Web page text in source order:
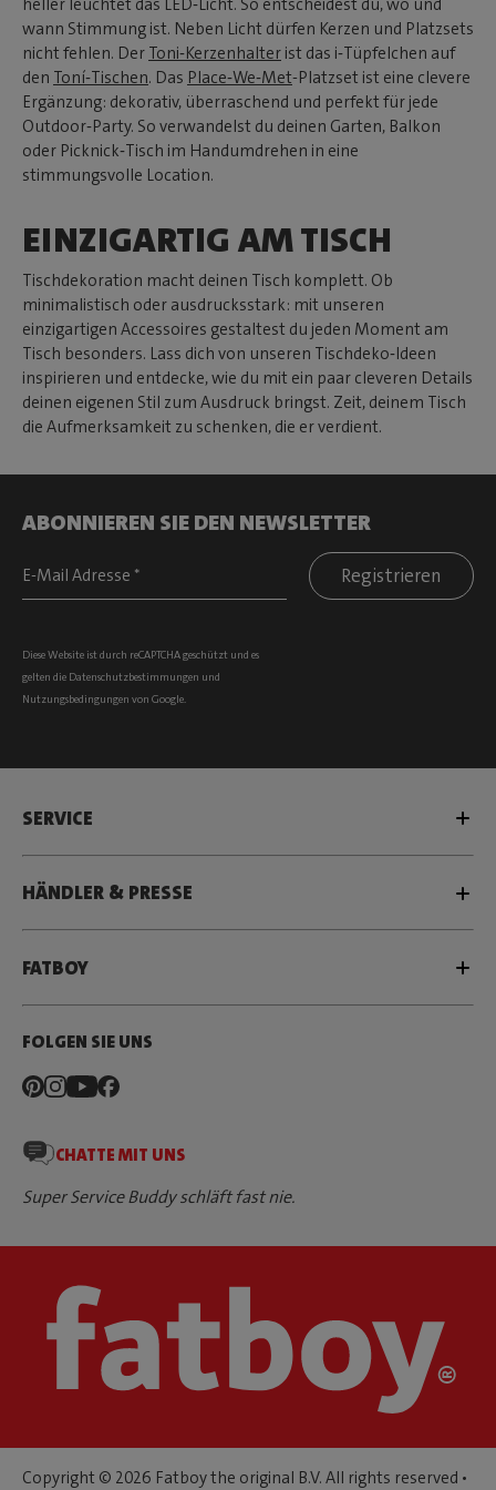
heller leuchtet das LED‑Licht. So entscheidest du, wo und
wann Stimmung ist. Neben Licht dürfen Kerzen und Platzsets
nicht fehlen. Der Toni‑Kerzenhalter ist das i‑Tüpfelchen auf
den Toní‑Tischen. Das Place‑We‑Met-Platzset ist eine clevere
Ergänzung: dekorativ, überraschend und perfekt für jede
Outdoor‑Party. So verwandelst du deinen Garten, Balkon
oder Picknick‑Tisch im Handumdrehen in eine
stimmungsvolle Location.
EINZIGARTIG AM TISCH
Tischdekoration macht deinen Tisch komplett. Ob
minimalistisch oder ausdrucksstark: mit unseren
einzigartigen Accessoires gestaltest du jeden Moment am
Tisch besonders. Lass dich von unseren Tischdeko‑Ideen
inspirieren und entdecke, wie du mit ein paar cleveren Details
deinen eigenen Stil zum Ausdruck bringst. Zeit, deinem Tisch
die Aufmerksamkeit zu schenken, die er verdient.
ABONNIEREN SIE DEN NEWSLETTER
Registrieren
Diese Website ist durch reCAPTCHA geschützt und es
gelten die Datenschutzbestimmungen und
Nutzungsbedingungen von Google.
SERVICE
HÄNDLER & PRESSE
FATBOY
FOLGEN SIE UNS
CHATTE MIT UNS
Super Service Buddy schläft fast nie.
Copyright © 2026 Fatboy the original B.V. All rights reserved •